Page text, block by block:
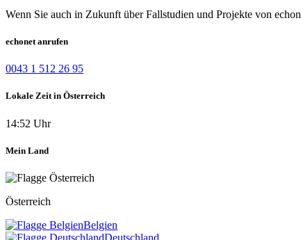
Wenn Sie auch in Zukunft über Fallstudien und Projekte von
echonet anrufen
0043 1 512 26 95
Lokale Zeit in Österreich
14:52 Uhr
Mein Land
Österreich
Belgien
Deutschland